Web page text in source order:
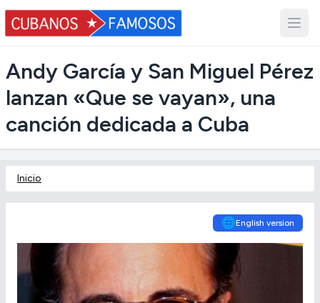
Andy García y San Miguel Pérez
lanzan «Que se vayan», una
canción dedicada a Cuba
Inicio
🌐English version